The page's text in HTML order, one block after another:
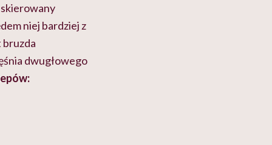
skierowany
niej bardziej z
dwugłowego